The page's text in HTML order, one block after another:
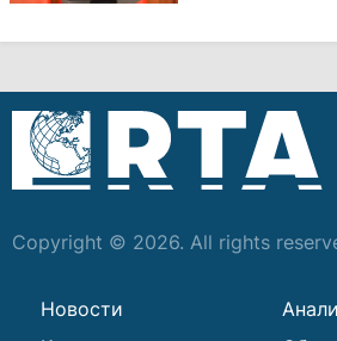
Copyright © 2026. All rights
Новости